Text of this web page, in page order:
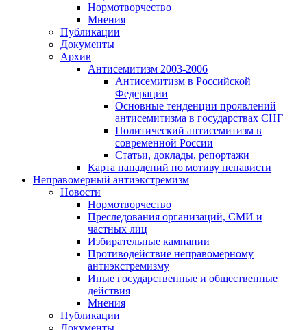
Нормотворчество
Мнения
Публикации
Документы
Архив
Антисемитизм 2003-2006
Антисемитизм в Российской
Федерации
Основные тенденции проявлений
антисемитизма в государствах СНГ
Политический антисемитизм в
современной России
Статьи, доклады, репортажи
Карта нападений по мотиву ненависти
Неправомерный антиэкстремизм
Новости
Нормотворчество
Преследования организаций, СМИ и
частных лиц
Избирательные кампании
Противодействие неправомерному
антиэкстремизму
Иные государственные и общественные
действия
Мнения
Публикации
Документы